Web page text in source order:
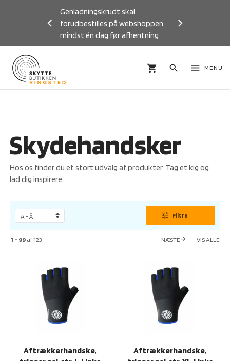
Genladningskrudt skal
forudbestilles på webshoppen
mindst én dag før afhentning
Previous
shopping_cart search menu MENU
Skydehandsker
Hos os finder du et stort udvalg af produkter. Tag et kig og
lad dig inspirere.
tune Filtre
1 - 99af123 NÆSTE arrow_forward VIS ALLE
Aftrækkerhandske,
Aftrækkerhandske,